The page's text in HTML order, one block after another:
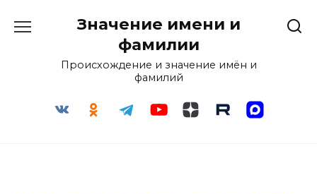
Значение имени и
фамилии
Происхождение и значение имён и
фамилий